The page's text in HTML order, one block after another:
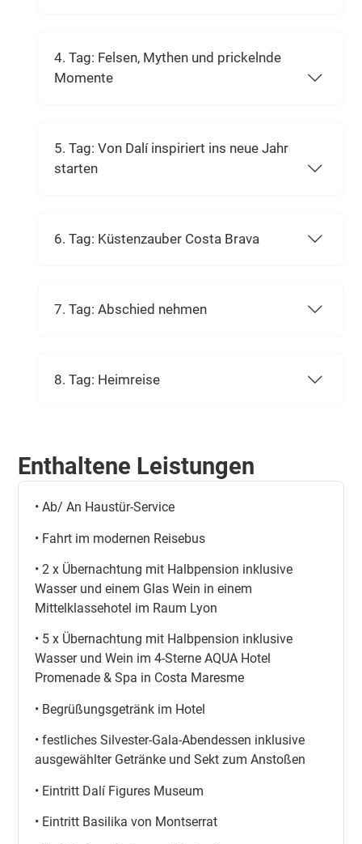
4. Tag: Felsen, Mythen und prickelnde
Momente
5. Tag: Von Dalí inspiriert ins neue Jahr
starten
6. Tag: Küstenzauber Costa Brava
7. Tag: Abschied nehmen
8. Tag: Heimreise
Enthaltene Leistungen
• Ab/ An Haustür-Service
• Fahrt im modernen Reisebus
• 2 x Übernachtung mit Halbpension inklusive
Wasser und einem Glas Wein in einem
Mittelklassehotel im Raum Lyon
• 5 x Übernachtung mit Halbpension inklusive
Wasser und Wein im 4-Sterne AQUA Hotel
Promenade & Spa in Costa Maresme
• Begrüßungsgetränk im Hotel
• festliches Silvester-Gala-Abendessen inklusive
ausgewählter Getränke und Sekt zum Anstoßen
• Eintritt Dalí Figures Museum
• Eintritt Basilika von Montserrat